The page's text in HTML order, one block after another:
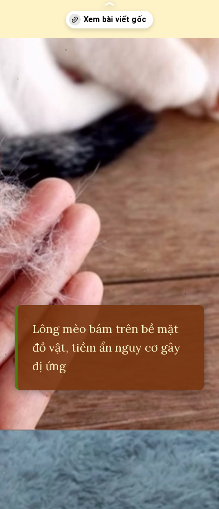
https://erci.edu.vn/long-meo-co-tac-hai-gi
Lông mèo bám trên bề mặt
đồ vật, tiềm ẩn nguy cơ gây
dị ứng
Đang mở https://erci.edu.vn/long-meo-co-tac-hai-gi